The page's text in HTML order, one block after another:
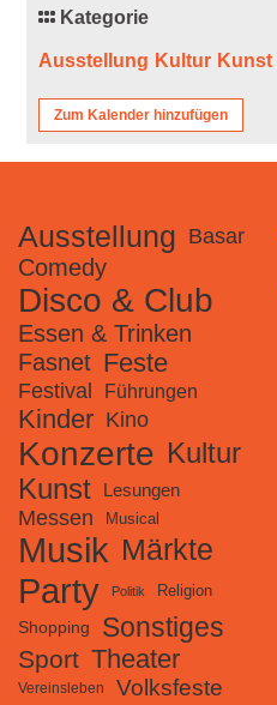
Kategorie
Ausstellung Kultur Kunst
Zum Kalender hinzufügen
Ausstellung Basar
Comedy
Disco & Club
Essen & Trinken
Fasnet Feste
Festival Führungen
Kinder Kino
Konzerte Kultur
Kunst
Lesungen
Messen Musical
Musik Märkte
Party Politik Religion
Shopping Sonstiges
Sport Theater
Vereinsleben Volksfeste